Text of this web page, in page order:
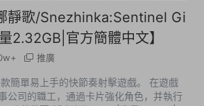
靜歌/Snezhinka:Sentinel Gi
2.32GB|官方簡體中文】
推廣
簡單易上手的快節奏射擊遊戲。 在遊戲
公司的職工，通過卡片強化角色，并執行